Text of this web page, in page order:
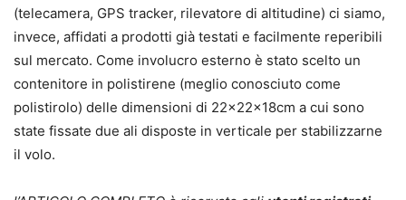
(telecamera, GPS tracker, rilevatore di altitudine) ci siamo,
invece, affidati a prodotti già testati e facilmente reperibili
sul mercato. Come involucro esterno è stato scelto un
contenitore in polistirene (meglio conosciuto come
polistirolo) delle dimensioni di 22x22x18cm a cui sono
state fissate due ali disposte in verticale per stabilizzarne
il volo.